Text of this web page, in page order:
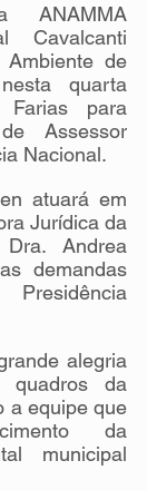
ANAMMA
Cavalcanti
de
quarta
para
Assessor
Nacional.
atuará em
Jurídica da
Andrea
demandas
alegria
quadros da
a equipe que
da
municipal